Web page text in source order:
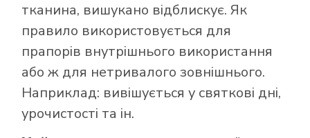
тканина, вишукано відблискує. Як
правило використовується для
прапорів внутрішнього використання
або ж для нетривалого зовнішнього.
Наприклад: вивішується у святкові дні,
урочистості та ін.